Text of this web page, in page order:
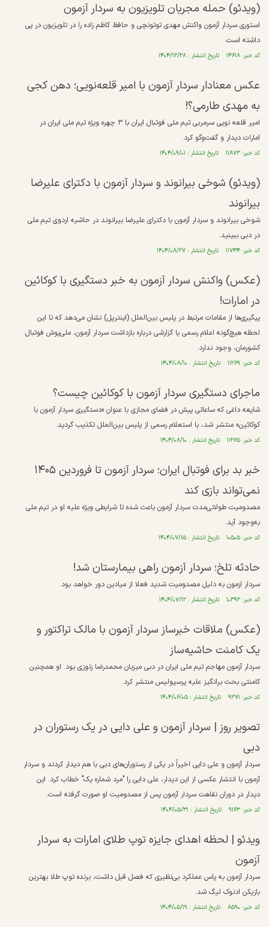
(ویدئو) حمله مجریان تلویزیون به سردار آزمون
استوری سردار آزمون واکنش مهدی توتونچی و حافظ کاظم زاده را در تلویزیون در پی
داشته است.
کد خبر: ۱۴۶۱۸ تاریخ انتشار : ۱۴۰۴/۱۲/۲۸
عکس معنادار سردار آزمون با امیر قلعه‌نویی؛ دهن کجی
به مهدی طارمی؟!
امیر قلعه نویی سرمربی تیم ملی فوتبال ایران با ۳ چهره ویژه تیم ملی ایران در
امارات دیدار و گفت‌و‌گو کرد.
کد خبر: ۱۱۸۷۳ تاریخ انتشار : ۱۴۰۴/۰۹/۰۱
(ویدئو) شوخی بیرانوند و سردار آزمون با دکترای علیرضا
بیرانوند
شوخی بیرانوند و سردار آزمون با دکترای علیرضا بیرانوند در حاشیه اردوی تیم ملی
در دبی ببینید.
کد خبر: ۱۱۷۴۴ تاریخ انتشار : ۱۴۰۴/۰۸/۲۷
(عکس) واکنش سردار آزمون به خبر دستگیری با کوکائین
در امارات!
پیگیری‌ها از مقامات مرتبط در پلیس بین‌الملل (اینترپل) نشان می‌دهد که تا این
لحظه هیچ‌گونه اعلام رسمی یا گزارشی درباره بازداشت سردار آزمون، ملی‌پوش فوتبال
کشورمان، وجود ندارد.
کد خبر: ۱۱۲۶۹ تاریخ انتشار : ۱۴۰۴/۰۸/۱۰
ماجرای دستگیری سردار آزمون با کوکائین چیست؟
شایعه داغی که ساعاتی پیش در فضای مجازی با عنوان «دستگیری سردار آزمون با
کوکائین» منتشر شد، با استعلام رسمی از پلیس بین‌الملل تکذیب گردید.
کد خبر: ۱۱۲۶۵ تاریخ انتشار : ۱۴۰۴/۰۸/۱۰
خبر بد برای فوتبال ایران؛ سردار آزمون تا فروردین ۱۴۰۵
نمی‌تواند بازی کند
مصدومیت طولانی‌مدت سردار آزمون باعث شده تا شرایطی ویژه علیه او در تیم ملی
به‌وجود آید.
کد خبر: ۱۰۵۰۵ تاریخ انتشار : ۱۴۰۴/۰۷/۱۵
حادثه تلخ؛ سردار آزمون راهی بیمارستان شد!
سردار ازمون به دلیل مصدومیت شدید فعلا از میادین دور خواهد بود.
کد خبر: ۱۰۳۹۲ تاریخ انتشار : ۱۴۰۴/۰۷/۱۲
(عکس) ملاقات خبرساز سردار آزمون با مالک تراکتور و
یک کامنت حاشیه‌ساز
سردار آزمون مهاجم تیم ملی ایران در دبی میزبان محمدرضا زنوزی بود. او همچنین
کامنتی بحث برانگیز علیه پرسپولیس منتشر کرد.
کد خبر: ۹۳۷۱ تاریخ انتشار : ۱۴۰۴/۰۶/۰۵
تصویر روز | سردار آزمون و علی دایی در یک رستوران در
دبی
سردار آزمون و علی دایی اخیراً در یکی از رستوران‌های دبی با هم دیدار کردند و سردار
آزمون با انتشار عکسی از این دیدار، علی دایی را "مرد شماره یک" خطاب کرد. این
دیدار در دوران نقاهت سردار آزمون پس از مصدومیت او صورت گرفته است.
کد خبر: ۹۱۶۳ تاریخ انتشار : ۱۴۰۴/۰۵/۳۱
ویدئو | لحظه اهدای جایزه توپ طلای امارات به سردار
آزمون
سردار آزمون به پاس عملکرد بی‌نظیری که فصل قبل داشت، برنده توپ طلا بهترین
بازیکن ادنوک لیگ شد.
کد خبر: ۸۵۹۰ تاریخ انتشار : ۱۴۰۴/۰۵/۱۹